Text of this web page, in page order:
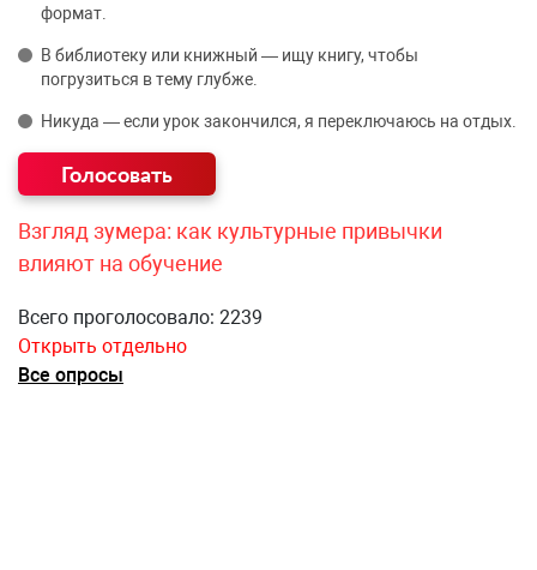
формат.
В библиотеку или книжный — ищу книгу, чтобы
погрузиться в тему глубже.
Никуда — если урок закончился, я переключаюсь на отдых.
Взгляд зумера: как культурные привычки
влияют на обучение
Всего проголосовало: 2239
Открыть отдельно
Все опросы